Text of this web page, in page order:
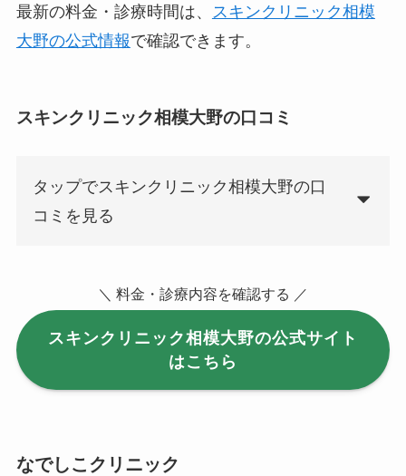
最新の料金・診療時間は、
スキンクリニック相模
大野の公式情報で確認できます。
スキンクリニック相模大野の口コミ
タップでスキンクリニック相模大野の口
コミを見る
＼ 料金・診療内容を確認する ／
スキンクリニック相模大野の公式サイト
はこちら
なでしこクリニック